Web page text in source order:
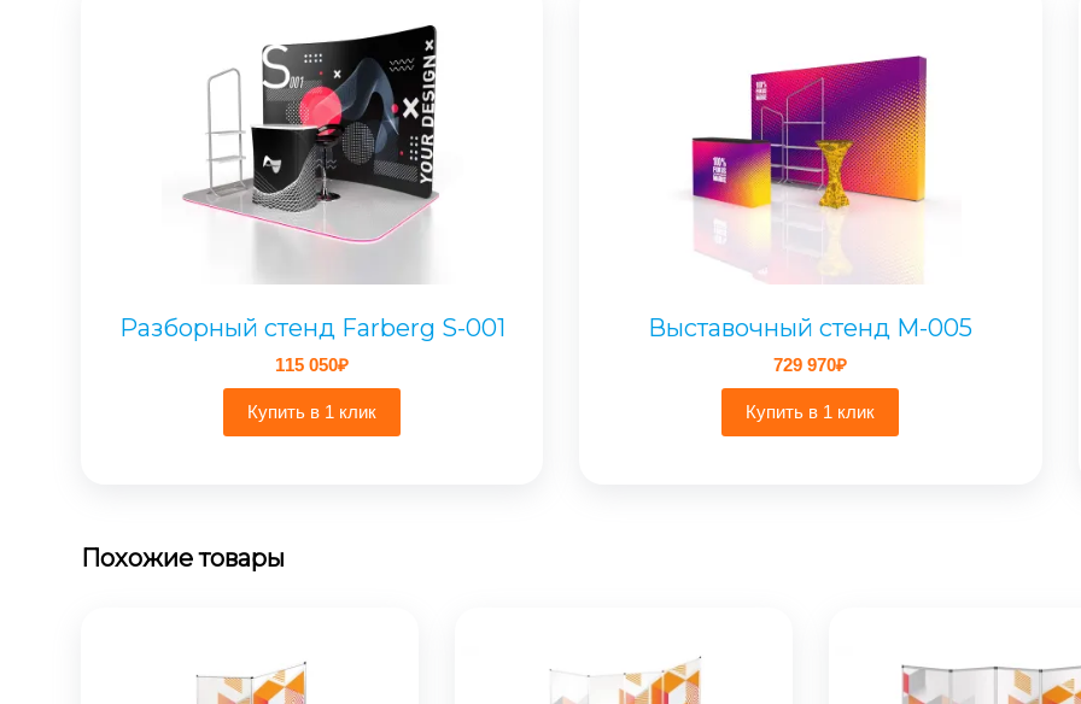
Разборный стенд Farberg S-001
115 050₽
Купить в 1 клик
Выставочный стенд M-005
729 970₽
Купить в 1 клик
Похожие товары